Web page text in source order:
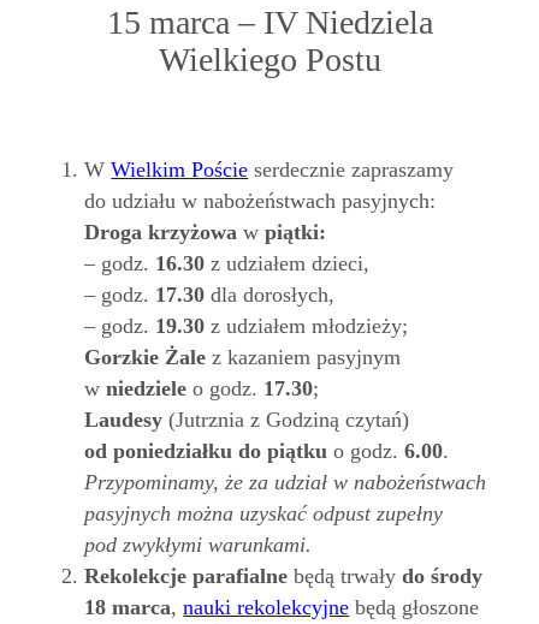
15 marca – IV Niedziela
Wielkiego Postu
WWielkim Poście serdecznie zapraszamy
do udziału w nabożeństwach pasyjnych:
Droga krzyżowa wpiątki:
– godz. 16.30 z udziałem dzieci,
– godz. 17.30 dla dorosłych,
– godz. 19.30 z udziałem młodzieży;
Gorzkie Żale z kazaniem pasyjnym
wniedzieleo godz. 17.30;
Laudesy (Jutrznia z Godziną czytań)
od poniedziałku do piątku o godz.6.00.
Przypominamy, że za udział w nabożeństwach
pasyjnych można uzyskać odpust zupełny
pod zwykłymi warunkami.
Rekolekcje parafialne będą trwałydo środy
18 marca,nauki rekolekcyjne będą głoszone